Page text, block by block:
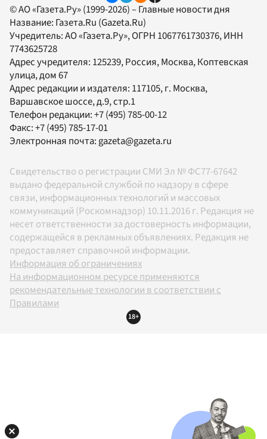
© АО «Газета.Ру» (1999-2026) – Главные новости дня
Название: Газета.Ru (Gazeta.Ru)
Учредитель:АО «Газета.Ру», ОГРН 1067761730376, ИНН
7743625728
Адрес учредителя: 125239, Россия, Москва, Коптевская
улица, дом 67
Адрес редакции и издателя: 117105, г. Москва,
Варшавское шоссе, д.9, стр.1
Телефон редакции:+7 (495) 785-00-12
Факс:+7 (495) 785-17-01
Электронная почта: gazeta@gazeta.ru
Свидетельство о регистрации СМИ Эл № ФС77-67642
выдано федеральной службой по надзору в сфере
связи, информационных технологий и массовых
коммуникаций (Роскомнадзор) 10.11.2016 г. Редакция не
несет ответственности за достоверность информации,
содержащейся в рекламных объявлениях. Редакция не
предоставляет справочной информации.
Информация об ограничениях
На информационном ресурсе применяются
рекомендательные технологии в соответствии с
Правилами
18+